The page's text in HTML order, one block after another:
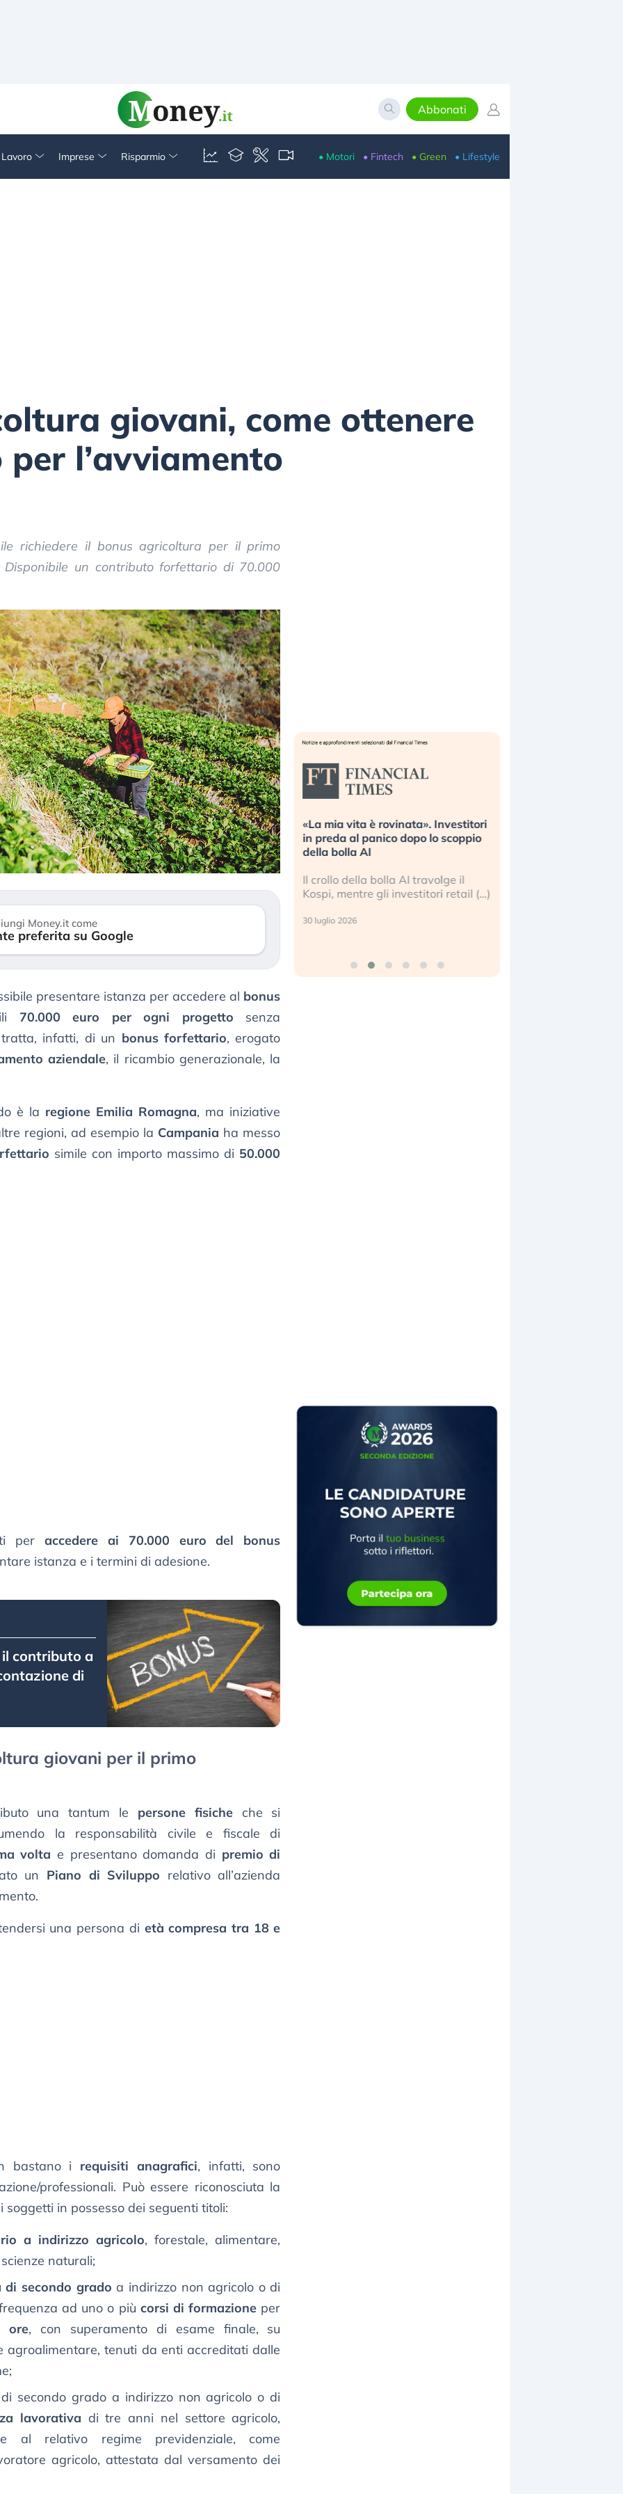
Abbonati
Imprese Risparmio • Motori • Fintech • Green • Lifestyle
giovani, come ottenere
l’avviamento
richiedere il bonus agricoltura per il primo
un contributo forfettario di 70.000
Money.it come
preferita su Google
presentare istanza per accedere al bonus
70.000 euro per ogni progetto senza
infatti, di un bonus forfettario, erogato
aziendale, il ricambio generazionale, la
è la regione Emilia Romagna, ma iniziative
regioni, ad esempio la Campania ha messo
simile con importo massimo di 50.000
per accedere ai 70.000 euro del bonus
istanza e i termini di adesione.
contributo a
di
giovani per il primo
una tantum le persone fisicheche si
la responsabilità civile e fiscale di
volta e presentano domanda di premio di
un Piano di Sviluppo relativo all’azienda
una persona di età compresa tra 18 e
bastano i requisiti anagrafici, infatti, sono
professionali. Può essere riconosciuta la
in possesso dei seguenti titoli:
a indirizzo agricolo, forestale, alimentare,
naturali;
secondo grado a indirizzo non agricolo o di
ad uno o più corsi di formazione per
ore, con superamento di esame finale, su
agroalimentare, tenuti da enti accreditati dalle
secondo grado a indirizzo non agricolo o di
lavorativa di tre anni nel settore agricolo,
al relativo regime previdenziale, come
agricolo, attestata dal versamento dei
Dalle valutazioni estreme alla
correzione. Cosa sta guidando il
repricing degli asset?
mostrando segni di stanchezza
verso le (…)
3 agosto 2026
«La mia vita è rovinata». Investitori
in preda al panico dopo lo scoppio
della bolla AI
Il crollo della bolla AI travolge il
Kospi, mentre gli investitori retail (…)
30 luglio 2026